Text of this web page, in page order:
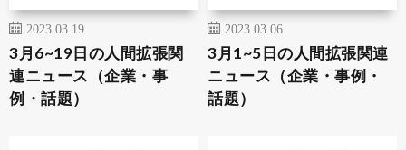
2023.03.19
3月6~19日の人間拡張関
連ニュース（企業・事
例・話題）
2023.03.06
3月1~5日の人間拡張関連
ニュース（企業・事例・
話題）